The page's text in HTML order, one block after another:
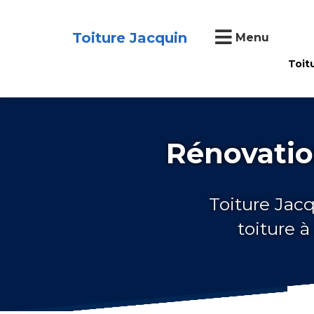
Toiture Jacquin Menu
Toiture
toiture à